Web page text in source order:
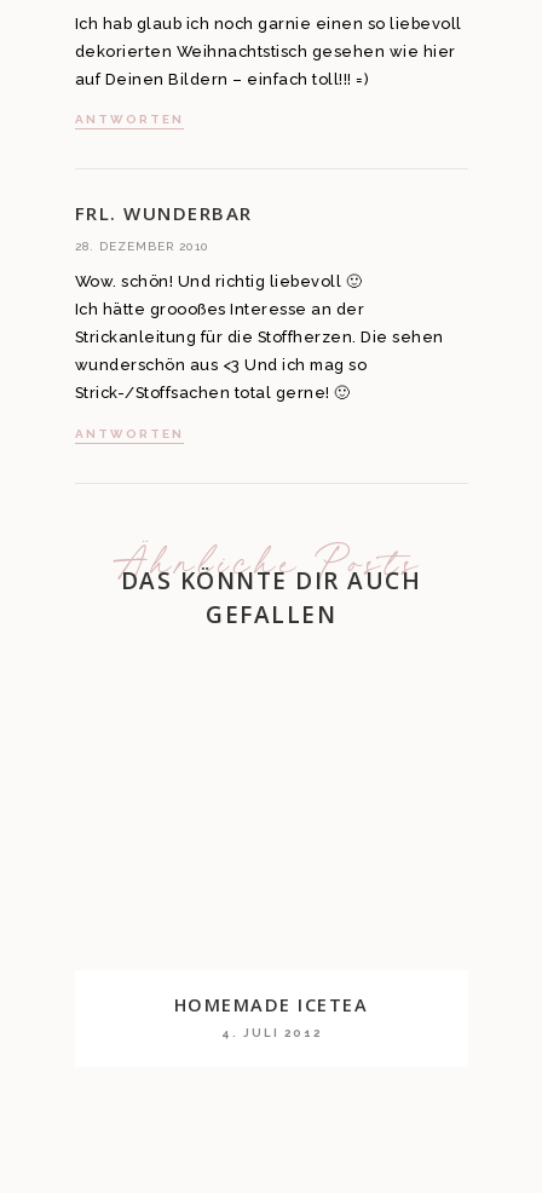
Ich hab glaub ich noch garnie einen so liebevoll
dekorierten Weihnachtstisch gesehen wie hier
auf Deinen Bildern – einfach toll!!! =)
ANTWORTEN
FRL. WUNDERBAR
28. DEZEMBER 2010
Wow. schön! Und richtig liebevoll 🙂
Ich hätte groooßes Interesse an der
Strickanleitung für die Stoffherzen. Die sehen
wunderschön aus <3 Und ich mag so
Strick-/Stoffsachen total gerne! 🙂
ANTWORTEN
Ähnliche Posts
DAS KÖNNTE DIR AUCH
GEFALLEN
HOMEMADE ICETEA
4. JULI 2012